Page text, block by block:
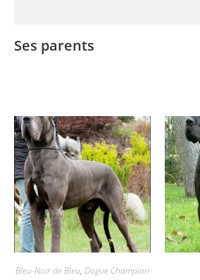
Ses parents
Bleu-Noir de Bleu, Dogue Champion